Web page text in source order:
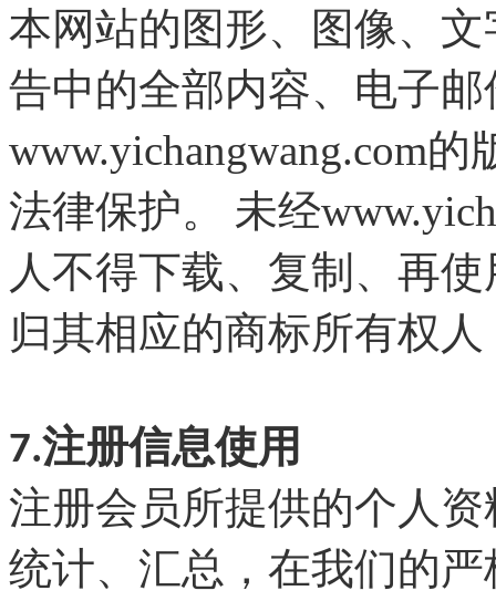
本网站的图形、图像、
告中的全部内容、电子
www.yichangwang.com的
法律保护。 未经
人不得下载、复制、再
归其相应的商标所有权
7.注册信息使用
注册会员所提供的个人资
统计、汇总，在我们的